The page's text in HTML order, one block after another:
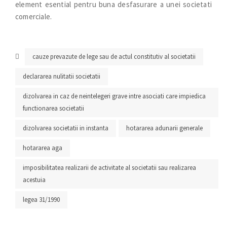
element esential pentru buna desfasurare a unei societati
comerciale.
cauze prevazute de lege sau de actul constitutiv al societatii
declararea nulitatii societatii
dizolvarea in caz de neintelegeri grave intre asociati care impiedica
functionarea societatii
dizolvarea societatii in instanta hotararea adunarii generale
hotararea aga
imposibilitatea realizarii de activitate al societatii sau realizarea
acestuia
legea 31/1990